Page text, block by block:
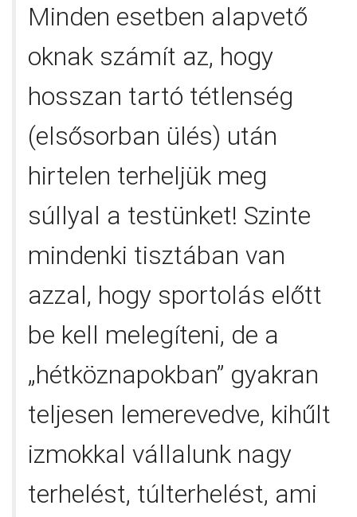
Minden esetben alapvető
oknak számít az, hogy
hosszan tartó tétlenség
(elsősorban ülés) után
hirtelen terheljük meg
súllyal a testünket! Szinte
mindenki tisztában van
azzal, hogy sportolás előtt
be kell melegíteni, de a
„hétköznapokban” gyakran
teljesen lemerevedve, kihűlt
izmokkal vállalunk nagy
terhelést, túlterhelést, ami